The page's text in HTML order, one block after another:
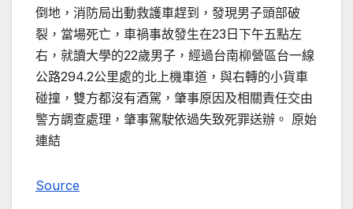
倒地，消防局出動救護車趕到，發現男子頭部破
裂，當場死亡，車禍事故發生在23日下午五點左
右，就讀大學的22歲男子，經過台南柳營區台一線
公路294.2公里處的北上機車道，與右轉的小貨車
碰撞，雙方都沒有酒駕，肇事原因及相關責任交由
警方調查處理，肇事駕駛依過失致死罪送辦。 原始
連結
Source